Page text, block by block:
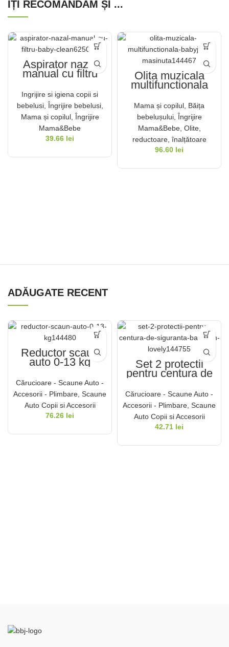
ÎȚI RECOMANDĂM ȘI ...
Aspirator nazal
manual cu filtru
Ingrijire si igiena copii si
bebelusi, Îngrijire bebelusi,
Mama și copilul, Îngrijire
Mama&Bebe
39.66 lei
Olita muzicala
multifunctionala
Masinuta
(Culoare: Bleu)
Mama și copilul Băița
bebelușului, Îngrijire
Mama&Bebe, Olite,
reductoare, înalțǎtoare
96.60 lei
ADĂUGATE RECENT
Reductor scaun
auto 0-13 kg
(Culoare: Alb)
Cărucioare - Scaune Auto -
Accesorii - Plimbare Scaune
Auto Copii si Accesorii
76.26 lei
Set 2 protectii
pentru centura de
BabyJem Lovely
(Culoare: Roz)
Cărucioare - Scaune Auto -
Accesorii - Plimbare Scaune
Auto Copii si Accesorii
42.71 lei